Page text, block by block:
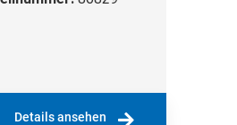
Details ansehen